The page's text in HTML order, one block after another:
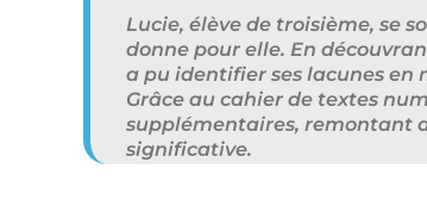
Lucie, élève de troisième, se
donne pour elle. En
a pu identifier ses lacunes
Grâce au cahier de textes
supplémentaires, remontant
significative.